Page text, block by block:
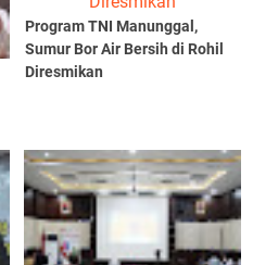
Program TNI Manunggal,
Sumur Bor Air Bersih di Rohil
Diresmikan